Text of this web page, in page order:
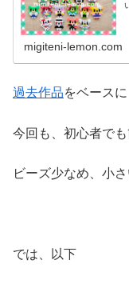
migiteni-lemon.com
過去作品をベースに
今回も、初心者で
ビーズ少なめ、小
では、以下